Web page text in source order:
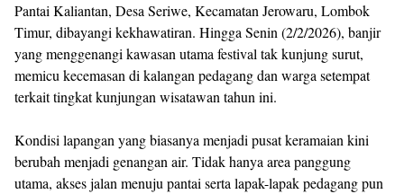
Pantai Kaliantan, Desa Seriwe, Kecamatan Jerowaru, Lombok
Timur, dibayangi kekhawatiran. Hingga Senin (2/2/2026), banjir
yang menggenangi kawasan utama festival tak kunjung surut,
memicu kecemasan di kalangan pedagang dan warga setempat
terkait tingkat kunjungan wisatawan tahun ini.
Kondisi lapangan yang biasanya menjadi pusat keramaian kini
berubah menjadi genangan air. Tidak hanya area panggung
utama, akses jalan menuju pantai serta lapak-lapak pedagang pun